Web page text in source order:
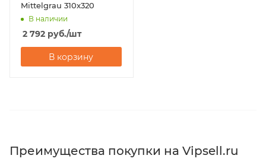
Mittelgrau 310x320
В наличии
2 792 руб./шт
В корзину
Преимущества покупки на Vipsell.ru